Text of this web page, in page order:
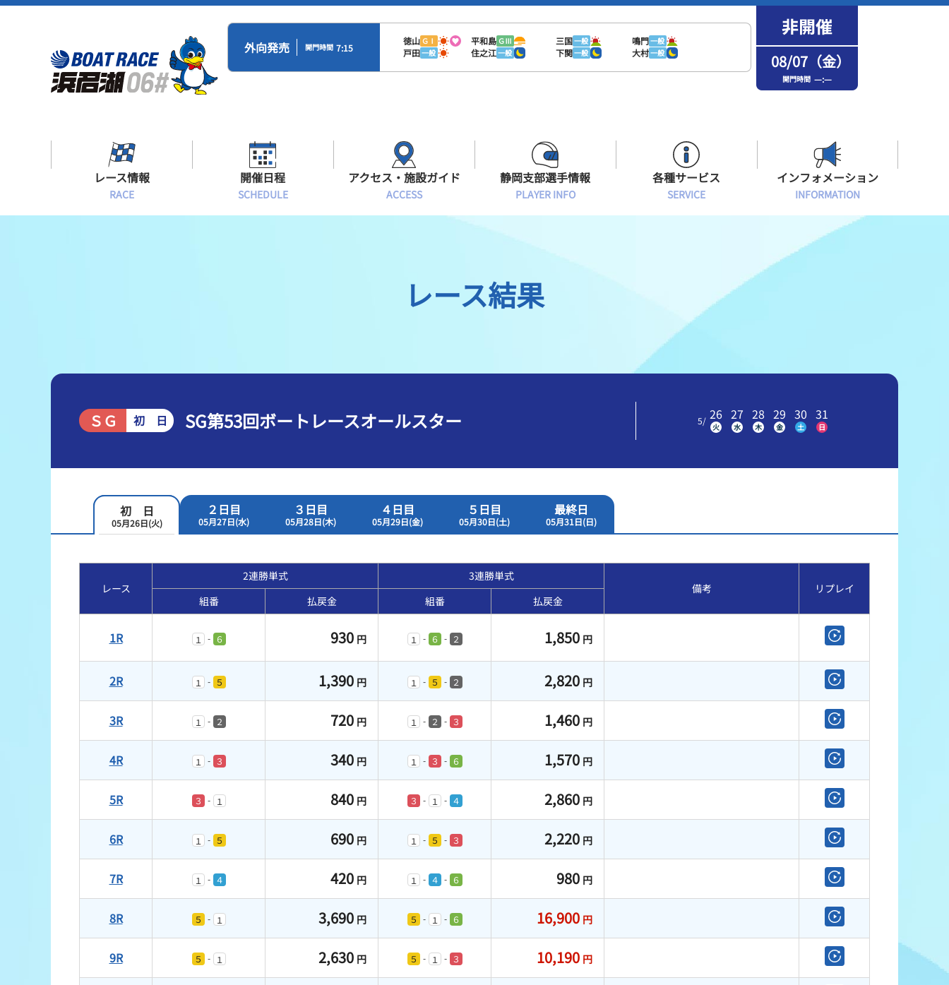
外向発売 開門時間 7:15
徳山 ＧⅠ 平和島 ＧⅢ 三国一般 鳴門一般
戸田一般 住之江一般 下関一般 大村一般 08/07（金）
開門時間 —:—
レース情報
RACE
モーター抽選結果・前検タイムランキング
出目データ
全国最近5節
開催日程
SCHEDULE
アクセス・施設ガイド
ACCESS
有料席情報
外向発売所ウィンピア
場内フリーWi-Fiご案内
ボートレース浜名湖の楽しみ方
オラレ浜松
ボートレースチケットショップ富士おやま
静岡支部選手情報
PLAYER INFO
選手募集
レーサーズファイル
各種サービス
SERVICE
メンバーズルーム会員
選手応援横断幕について
冠レース協賛キャンペーン
コンビニ出走表
インフォメーション
INFORMATION
インフォメーション
レース結果
ＳＧ 初 日 SG第53回ボートレースオールスター 5/ 26
火
27
水
28
木
29
金
30
土
31
日
初 日
05月26日(火)
２日目
05月27日(水)
３日目
05月28日(木)
４日目
05月29日(金)
５日目
05月30日(土)
最終日
05月31日(日)
レース
2連勝単式
3連勝単式
備考
リプレイ
組番
払戻金 組番 払戻金
1R １ - ６ 930 円 １ - ６ - ２ 1,850 円
2R １ - ５ 1,390 円 １ - ５ - ２ 2,820 円
3R １ - ２ 720 円 １ - ２ - ３ 1,460 円
4R １ - ３ 340 円 １ - ３ - ６ 1,570 円
5R ３ - １ 840 円 ３ - １ - ４ 2,860 円
6R １ - ５ 690 円 １ - ５ - ３ 2,220 円
7R １ - ４ 420 円 １ - ４ - ６ 980 円
8R ５ - １ 3,690 円 ５ - １ - ６ 16,900 円
9R ５ - １ 2,630 円 ５ - １ - ３ 10,190 円